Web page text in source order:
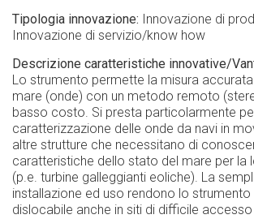
Tipologia innovazione
Innovazione di
Innovazione di servizio/know how
Descrizione caratteristiche innovative/
Lo strumento permette la misura
mare (onde) con un metodo remoto
basso costo. Si presta particolarmente
caratterizzazione delle onde da navi in
altre strutture che necessitano di
caratteristiche dello stato del mare per la
(p.e. turbine galleggianti eoliche). La
installazione ed uso rendono lo
dislocabile anche in siti di difficile accesso